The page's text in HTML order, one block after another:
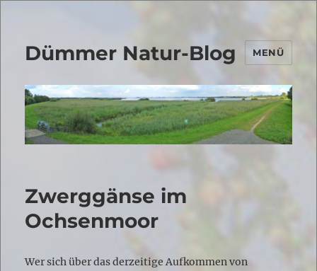
Dümmer Natur-Blog MENÜ
Zwerggänse im
Ochsenmoor
Wer sich über das derzeitige Aufkommen von